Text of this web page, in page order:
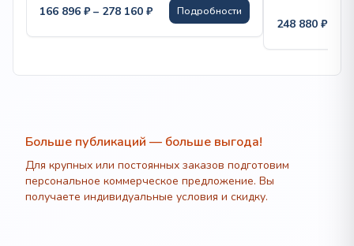
166 896 ₽ – 278 160 ₽Диапазон
цен:
166
–
Подробности
248 880 ₽
Больше публикаций — больше выгода!
Для крупных или постоянных заказов подготовим
персональное коммерческое предложение. Вы
получаете индивидуальные условия и скидку.